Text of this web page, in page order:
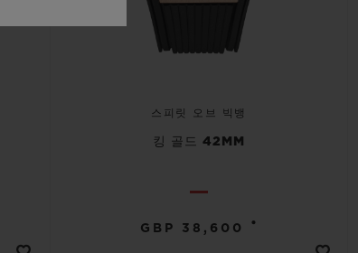
스피릿 오브 빅뱅
킹 골드 42MM
GBP 38,600 •